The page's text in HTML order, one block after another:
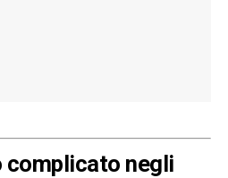
complicato negli